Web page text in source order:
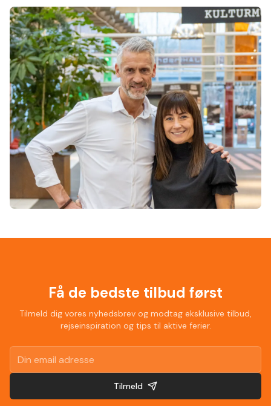
Få de bedste tilbud først
Tilmeld dig vores nyhedsbrev og modtag eksklusive tilbud,
rejseinspiration og tips til aktive ferier.
Tilmeld